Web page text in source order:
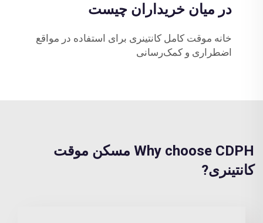
در میان خریداران چیست
خانه موقت کامل کانتینری برای استفاده در مواقع
اضطراری و کمک‌رسانی
Why choose CDPH مسکن موقت
کانتینری?